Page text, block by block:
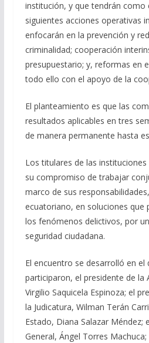
institución, y que tendrán como
siguientes acciones operativas
enfocarán en la prevención y
criminalidad; cooperación
presupuestario; y, reformas en
todo ello con el apoyo de la
El planteamiento es que las
resultados aplicables en tres
de manera permanente hasta
Los titulares de las
su compromiso de trabajar
marco de sus
ecuatoriano, en soluciones que
los fenómenos delictivos, por
seguridad ciudadana.
El encuentro se desarrolló en el
participaron, el presidente de la
Virgilio Saquicela Espinoza; el
la Judicatura, Wilman Terán
Estado, Diana Salazar Méndez;
General, Ángel Torres